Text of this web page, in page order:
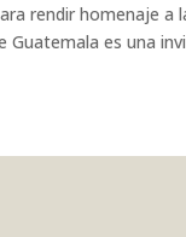
rendir homenaje
es una